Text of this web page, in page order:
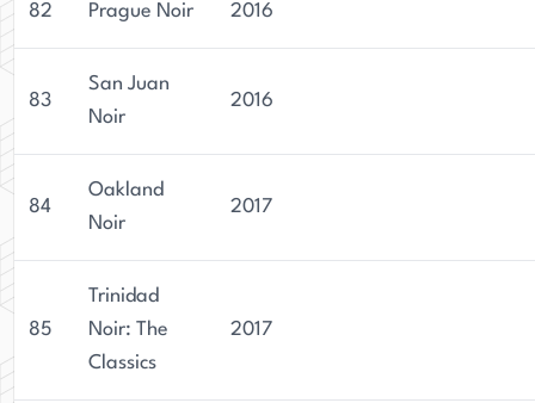
82 Prague Noir 2016
83
San Juan
Noir
2016
84
Oakland
Noir
2017
85
Trinidad
Noir: The
Classics
2017